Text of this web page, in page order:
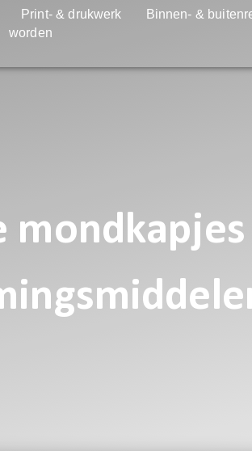
Print- & drukwerk Binnen- &
worden